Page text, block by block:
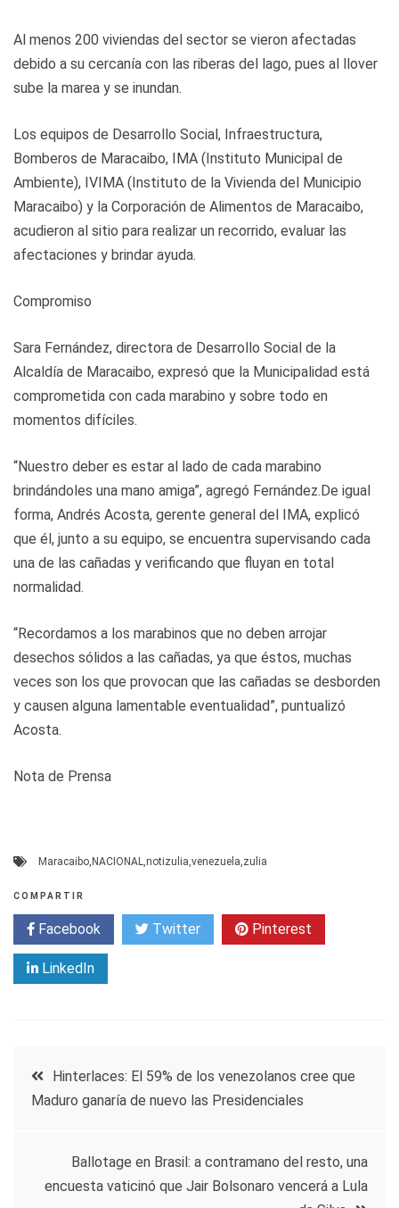
Al menos 200 viviendas del sector se vieron afectadas
debido a su cercanía con las riberas del lago, pues al llover
sube la marea y se inundan.
Los equipos de Desarrollo Social, Infraestructura,
Bomberos de Maracaibo, IMA (Instituto Municipal de
Ambiente), IVIMA (Instituto de la Vivienda del Municipio
Maracaibo) y la Corporación de Alimentos de Maracaibo,
acudieron al sitio para realizar un recorrido, evaluar las
afectaciones y brindar ayuda.
Compromiso
Sara Fernández, directora de Desarrollo Social de la
Alcaldía de Maracaibo, expresó que la Municipalidad está
comprometida con cada marabino y sobre todo en
momentos difíciles.
“Nuestro deber es estar al lado de cada marabino
brindándoles una mano amiga”, agregó Fernández.De igual
forma, Andrés Acosta, gerente general del IMA, explicó
que él, junto a su equipo, se encuentra supervisando cada
una de las cañadas y verificando que fluyan en total
normalidad.
“Recordamos a los marabinos que no deben arrojar
desechos sólidos a las cañadas, ya que éstos, muchas
veces son los que provocan que las cañadas se desborden
y causen alguna lamentable eventualidad”, puntualizó
Acosta.
Nota de Prensa
Maracaibo,NACIONAL,notizulia,venezuela,zulia
COMPARTIR
Facebook Twitter Pinterest
LinkedIn
Navegación
entradas
Hinterlaces: El 59% de los venezolanos cree que
Maduro ganaría de nuevo las Presidenciales
Ballotage en Brasil: a contramano del resto, una
encuesta vaticinó que Jair Bolsonaro vencerá a Lula